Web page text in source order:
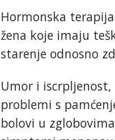
Hormonska
žena koje imaju
starenje odnosno
Umor i
problemi s
bolovi u